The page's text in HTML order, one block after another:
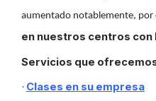
aumentado notablemente, por
en nuestros centros con
Servicios que
· Clases en su empresa